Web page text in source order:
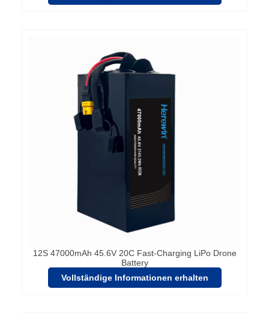
12S 47000mAh 45.6V 20C Fast-Charging LiPo Drone
Battery
Vollständige Informationen erhalten